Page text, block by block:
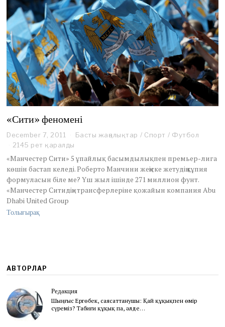
0
1
1
«Сити» феномені
December 7, 2011
e
e
m
b
e
r
7
Басты жаңалықтар / Спорт / Футбол
2145 рет қаралды
«Манчестер Сити» 5 ұпайлық басымдылықпен премьер-лига
көшін бастап келеді. Роберто Манчини жеңіске жетудің құпия
формуласын біле ме? Үш жыл ішінде 271 миллион фунт.
«Манчестер Ситидің» трансферлеріне қожайын компания Abu
Dhabi United Group
Толығырақ
АВТОРЛАР
Редакция
Шыңғыс Ергөбек, cаясаттанушы: Қай құқықпен өмір
сүреміз? Табиғи құқық па, әлде…